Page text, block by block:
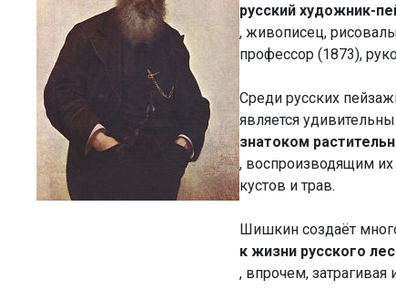
русский художник-
, живописец,
профессор (1873),
Среди русских
является
знатоком
, воспроизводящим
кустов и трав.
Шишкин создаёт
к жизни русского
, впрочем,